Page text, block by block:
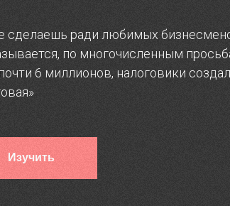
сделаешь ради любимых
по многочисленным
6 миллионов, налоговики
Изучить